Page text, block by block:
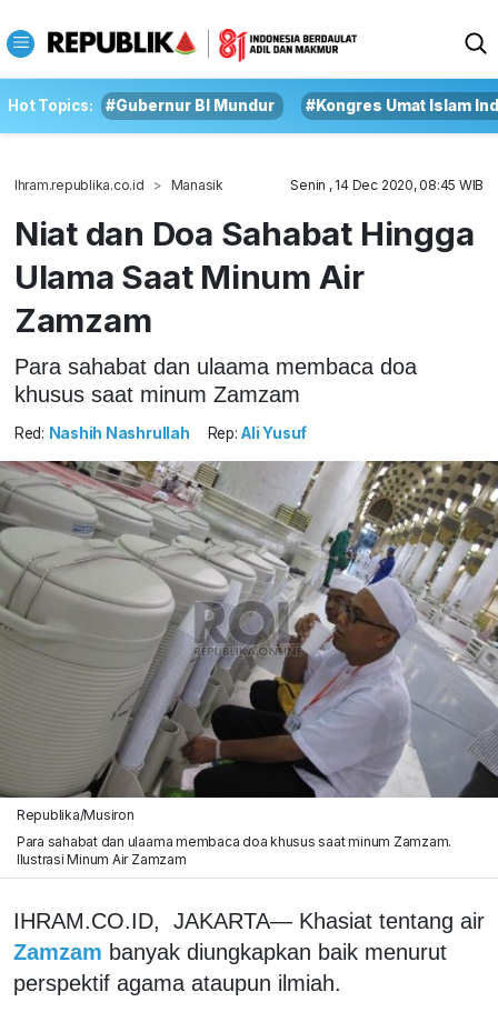
Hot Topics: #Gubernur BI Mundur #Kongres Umat Islam
Ihram.republika.co.id Manasik Senin , 14 Dec 2020, 08:45 WIB
Niat dan Doa Sahabat Hingga
Ulama Saat Minum Air
Zamzam
Para sahabat dan ulaama membaca doa
khusus saat minum Zamzam
Red: Nashih Nashrullah Rep: Ali Yusuf
Republika/Musiron
Para sahabat dan ulaama membaca doa khusus saat minum Zamzam.
Ilustrasi Minum Air Zamzam
IHRAM.CO.ID, JAKARTA— Khasiat tentang air
Zamzam banyak diungkapkan baik menurut
perspektif agama ataupun ilmiah.